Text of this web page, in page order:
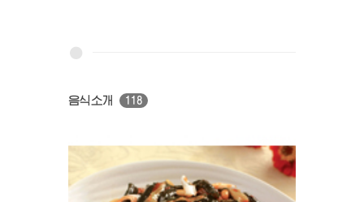
음식소개 118